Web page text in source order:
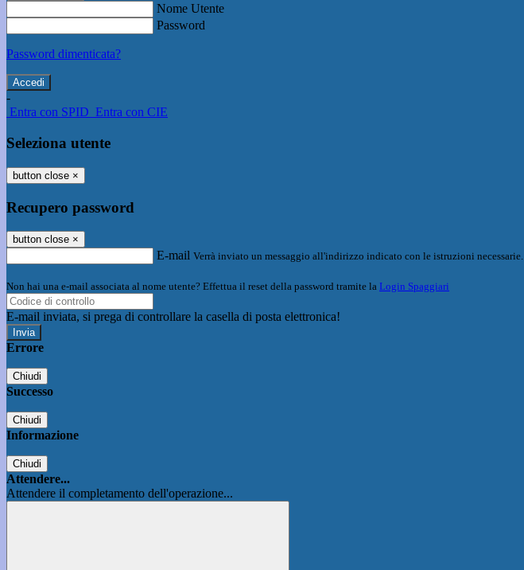
Nome Utente
Password
Password dimenticata?
-
Entra con SPID Entra con CIE
Seleziona utente
button close ×
Recupero password
button close ×
E-mail Verrà inviato un messaggio all'indirizzo indicato con le istruzioni necessarie.
Non hai una e-mail associata al nome utente? Effettua il reset della password tramite la Login Spaggiari
E-mail inviata, si prega di controllare la casella di posta elettronica!
Errore
Chiudi
Successo
Chiudi
Informazione
Chiudi
Attendere...
Attendere il completamento dell'operazione...